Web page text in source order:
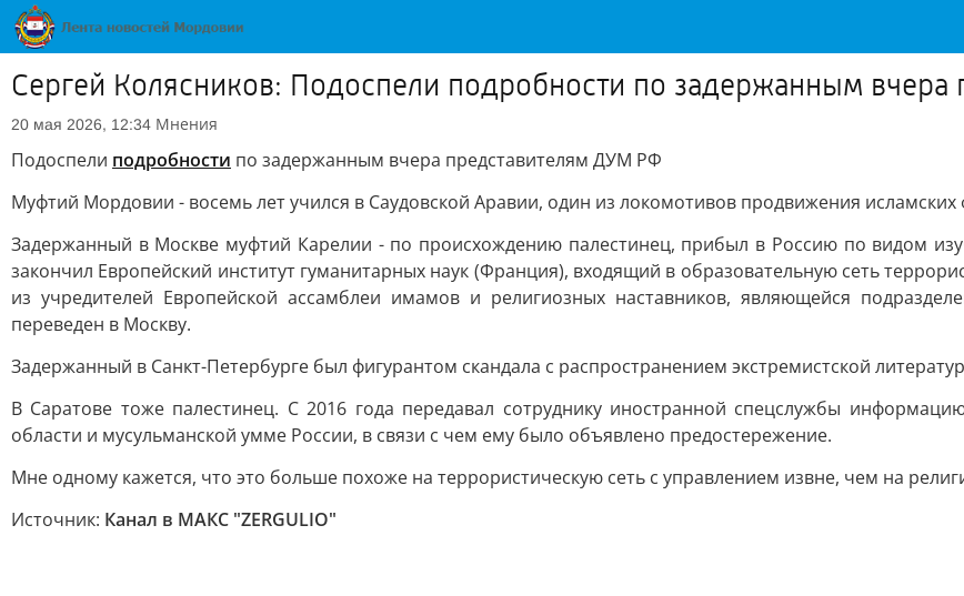
Сергей Колясников: Подоспели подробности по задержанным
20 мая 2026, 12:34 Мнения
Подоспели подробности по задержанным вчера представителям ДУМ РФ
Муфтий Мордовии - восемь лет учился в Саудовской Аравии, один из локомотивов продвижения исламских
Задержанный в Москве муфтий Карелии - по происхождению палестинец, прибыл в Россию по видом
закончил Европейский институт гуманитарных наук (Франция), входящий в образовательную сеть
из учредителей Европейской ассамблеи имамов и религиозных наставников, являющейся
переведен в Москву.
Задержанный в Санкт-Петербурге был фигурантом скандала с распространением экстремистской
В Саратове тоже палестинец. С 2016 года передавал сотруднику иностранной спецслужбы
области и мусульманской умме России, в связи с чем ему было объявлено предостережение.
Мне одному кажется, что это больше похоже на террористическую сеть с управлением извне, чем на
Источник: Канал в МАКС "ZERGULIO"